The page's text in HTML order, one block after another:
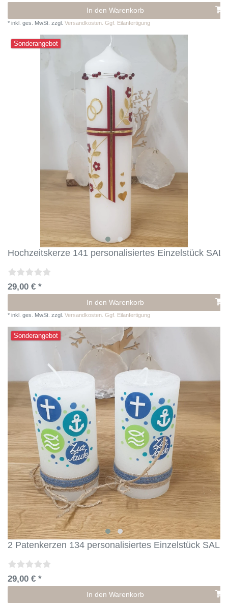
In den Warenkorb
* inkl. ges. MwSt. zzgl. Versandkosten. Ggf. Eilanfertigung
Sonderangebot
Hochzeitskerze 141 personalisiertes Einzelstück
29,00 € *
In den Warenkorb
* inkl. ges. MwSt. zzgl. Versandkosten. Ggf. Eilanfertigung
Sonderangebot
2 Patenkerzen 134 personalisiertes Einzelstück SALE
29,00 € *
In den Warenkorb